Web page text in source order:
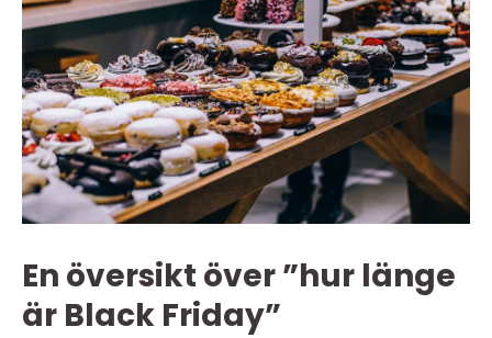
En översikt över ”hur länge
är Black Friday”